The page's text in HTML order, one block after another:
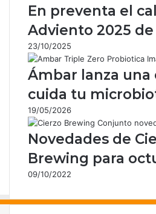
En preventa el
Adviento 2025
23/10/2025
Ámbar lanza una
cuida tu
19/05/2026
Novedades de
Brewing para
09/10/2022